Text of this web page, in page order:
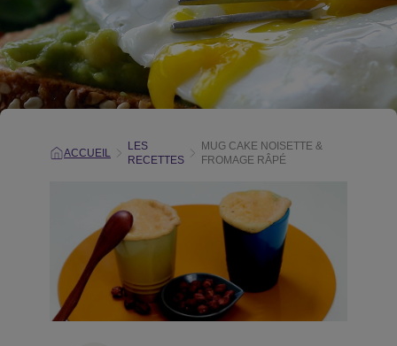
ACCUEIL
LES
RECETTES
MUG CAKE NOISETTE &
FROMAGE RÂPÉ